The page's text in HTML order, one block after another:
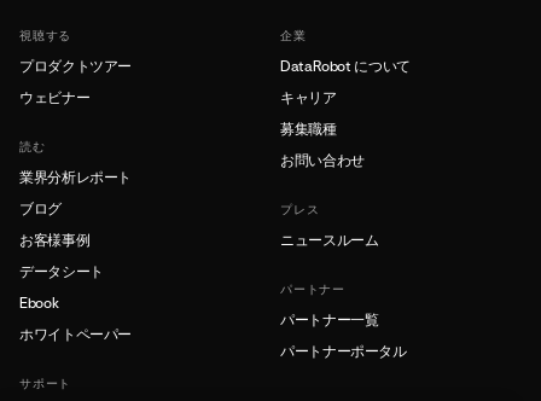
視聴する
プロダクトツアー
ウェビナー
読む
業界分析レポート
ブログ
お客様事例
データシート
Ebook
ホワイトペーパー
サポート
企業
DataRobot について
キャリア
募集職種
お問い合わせ
プレス
ニュースルーム
パートナー
パートナー一覧
パートナーポータル